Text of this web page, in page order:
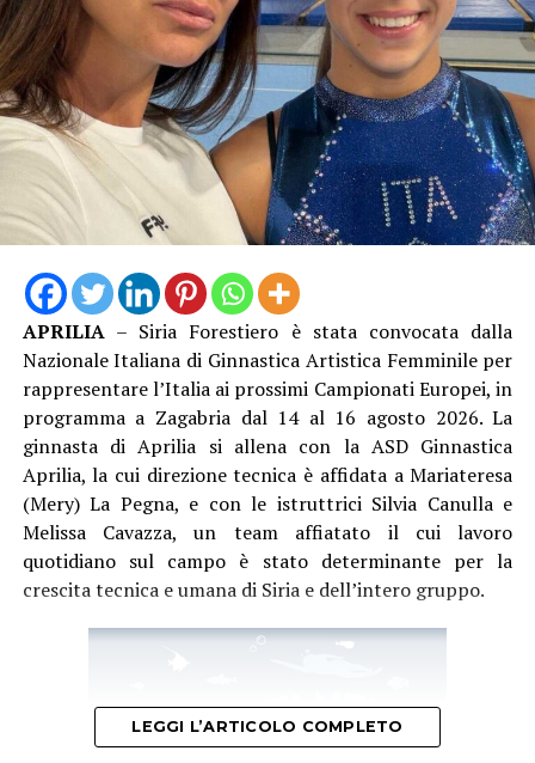
APRILIA– Siria Forestiero è stata convocata dalla
Nazionale Italiana di Ginnastica Artistica Femminile per
rappresentare l’Italia ai prossimi Campionati Europei, in
programma a Zagabria dal 14 al 16 agosto 2026. La
ginnasta di Aprilia si allena con la ASD Ginnastica
Aprilia, la cui direzione tecnica è affidata a Mariateresa
(Mery) La Pegna, e con le istruttrici Silvia Canulla e
Melissa Cavazza, un team affiatato il cui lavoro
quotidiano sul campo è stato determinante per la
crescita tecnica e umana di Siria e dell’intero gruppo.
LEGGI L’ARTICOLO COMPLETO